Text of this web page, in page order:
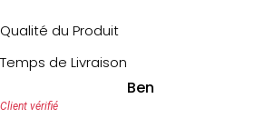
Qualité du Produit
Temps de Livraison
Ben
Client vérifié